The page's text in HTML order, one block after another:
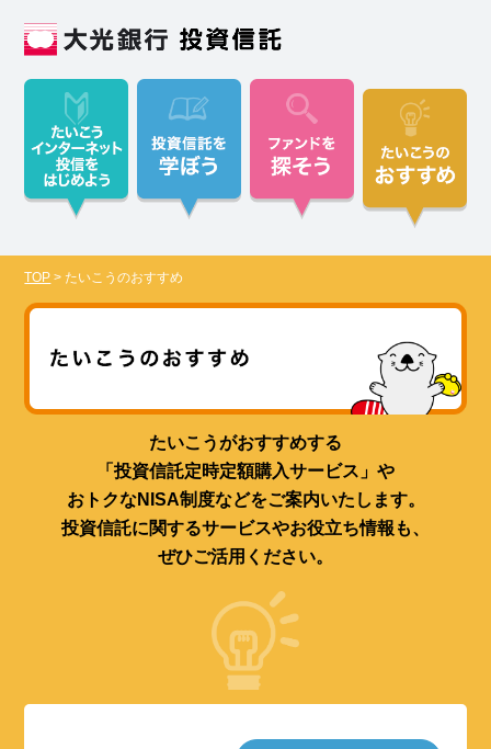
TOP >たいこうのおすすめ
たいこうがおすすめする
「投資信託定時定額購入サービス」や
おトクなNISA制度などをご案内いたします。
投資信託に関するサービスやお役立ち情報も、
ぜひご活用ください。